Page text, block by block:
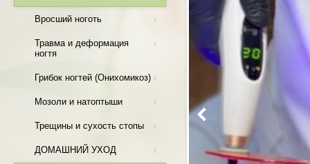
Вросший ноготь
Травма и деформация
ногтя
Грибок ногтей (Онихомикоз)
Мозоли и натоптыши
Трещины и сухость стопы
ДОМАШНИЙ УХОД